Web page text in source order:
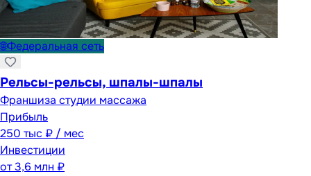
🌐Федеральная сеть
Рельсы-рельсы, шпалы-шпалы
Франшиза студии массажа
Прибыль
250 тыс ₽ / мес
Инвестиции
от3,6 млн ₽